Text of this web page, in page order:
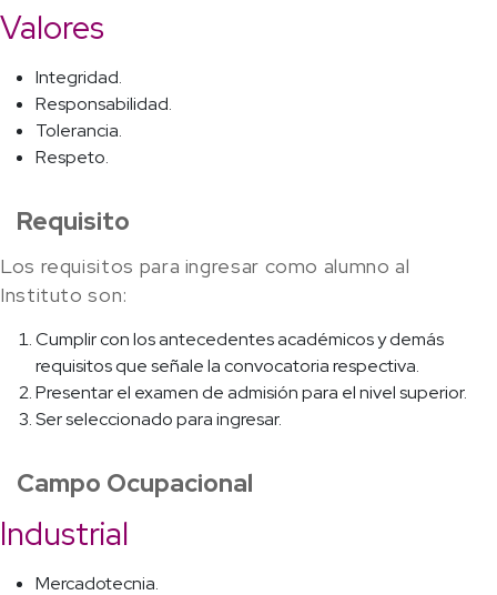
Valores
Integridad.
Responsabilidad.
Tolerancia.
Respeto.
Requisito
Los requisitos para ingresar como alumno al
Instituto son:
Cumplir con los antecedentes académicos y demás
requisitos que señale la convocatoria respectiva.
Presentar el examen de admisión para el nivel superior.
Ser seleccionado para ingresar.
Campo Ocupacional
Industrial
Mercadotecnia.